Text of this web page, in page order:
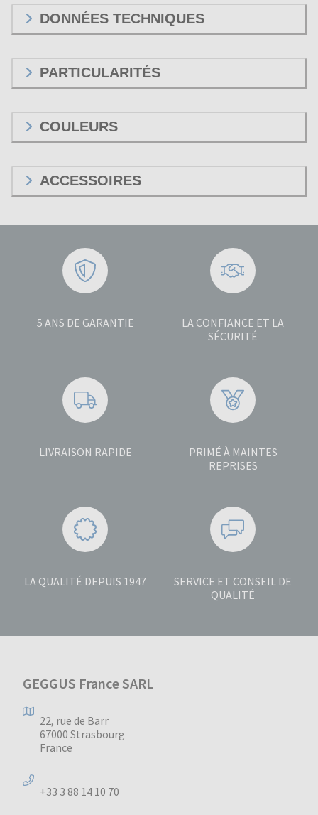
DONNÉES TECHNIQUES
PARTICULARITÉS
COULEURS
ACCESSOIRES
5 ANS DE GARANTIE
LA CONFIANCE ET LA
SÉCURITÉ
LIVRAISON RAPIDE
PRIMÉ À MAINTES
REPRISES
LA QUALITÉ DEPUIS 1947
SERVICE ET CONSEIL DE
QUALITÉ
GEGGUS France SARL
22, rue de Barr
67000 Strasbourg
France
+33 3 88 14 10 70